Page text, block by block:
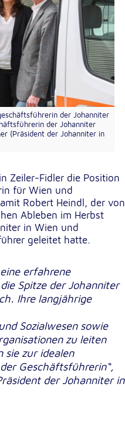
der Johanniter
der Johanniter
(Präsident der Johanniter in
Zeiler-Fidler die Position
für Wien und
Robert Heindl, der von
Ableben im Herbst
in Wien und
geleitet hatte.
erfahrene
Spitze der Johanniter
Ihre langjährige
Sozialwesen sowie
zu leiten
sie zur idealen
Geschäftsführerin“,
der Johanniter in
Informationen anonym.
uns zu verstehen, wie
nutzen.
zur Website-Nutzung
und
können, werden von